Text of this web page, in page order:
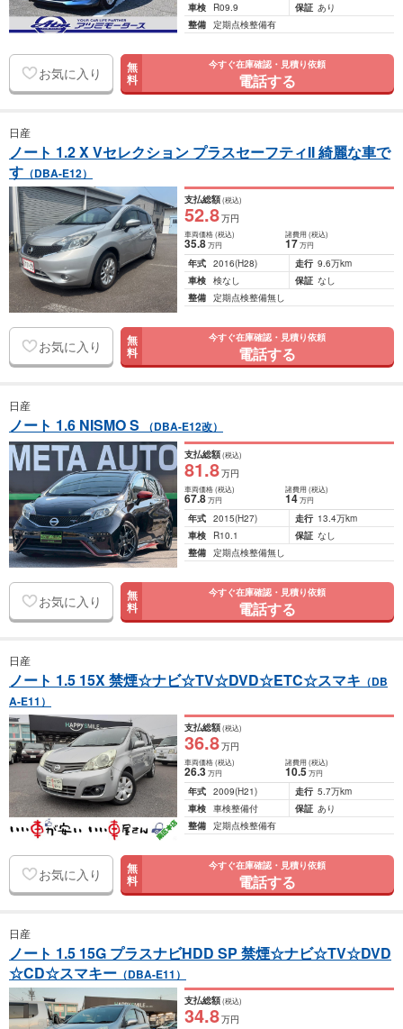
車検 R09.9 保証 あり
整備 定期点検整備有
お気に入り 無
料
今すぐ在庫確認・見積り依頼
電話する
日産
ノート 1.2 X Vセレクション プラスセーフティII 綺麗な車で
す （DBA-E12）
支払総額(税込)
52.8万円
車両価格(税込)
35.8万円
諸費用 (税込)
17 万円
年式 2016(H28) 走行 9.6万km
車検 検なし 保証 なし
整備 定期点検整備無し
お気に入り 無
料
今すぐ在庫確認・見積り依頼
電話する
日産
ノート 1.6 NISMO S （DBA-E12改）
支払総額(税込)
81.8万円
車両価格(税込)
67.8万円
諸費用 (税込)
14 万円
年式 2015(H27) 走行 13.4万km
車検
R10.1 保証 なし
整備 定期点検整備無し
お気に入り 無
料
今すぐ在庫確認・見積り依頼
電話する
日産
ノート 1.5 15X 禁煙☆ナビ☆TV☆DVD☆ETC☆スマキ （DB
A-E11）
支払総額(税込)
36.8万円
車両価格(税込)
26.3万円
諸費用 (税込)
10.5 万円
年式 2009(H21) 走行 5.7万km
車検 車検整備付 保証 あり
整備 定期点検整備有
お気に入り 無
料
今すぐ在庫確認・見積り依頼
電話する
日産
ノート 1.5 15G プラスナビHDD SP 禁煙☆ナビ☆TV☆DVD
☆CD☆スマキー （DBA-E11）
支払総額(税込)
34.8万円